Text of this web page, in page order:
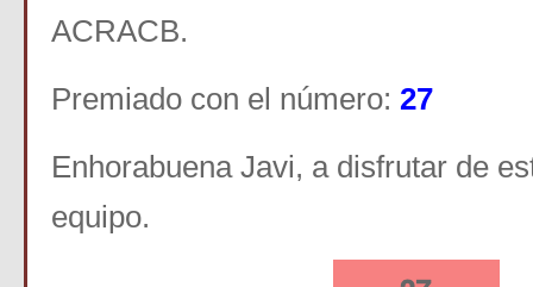
ACRACB.
Premiado con el número: 27
Enhorabuena Javi, a disfrutar de
equipo.